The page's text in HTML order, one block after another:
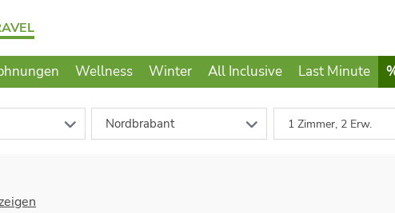
Wellness Winter All Inclusive Last Minute
Nordbrabant 1 Zimmer, 2 Erw.